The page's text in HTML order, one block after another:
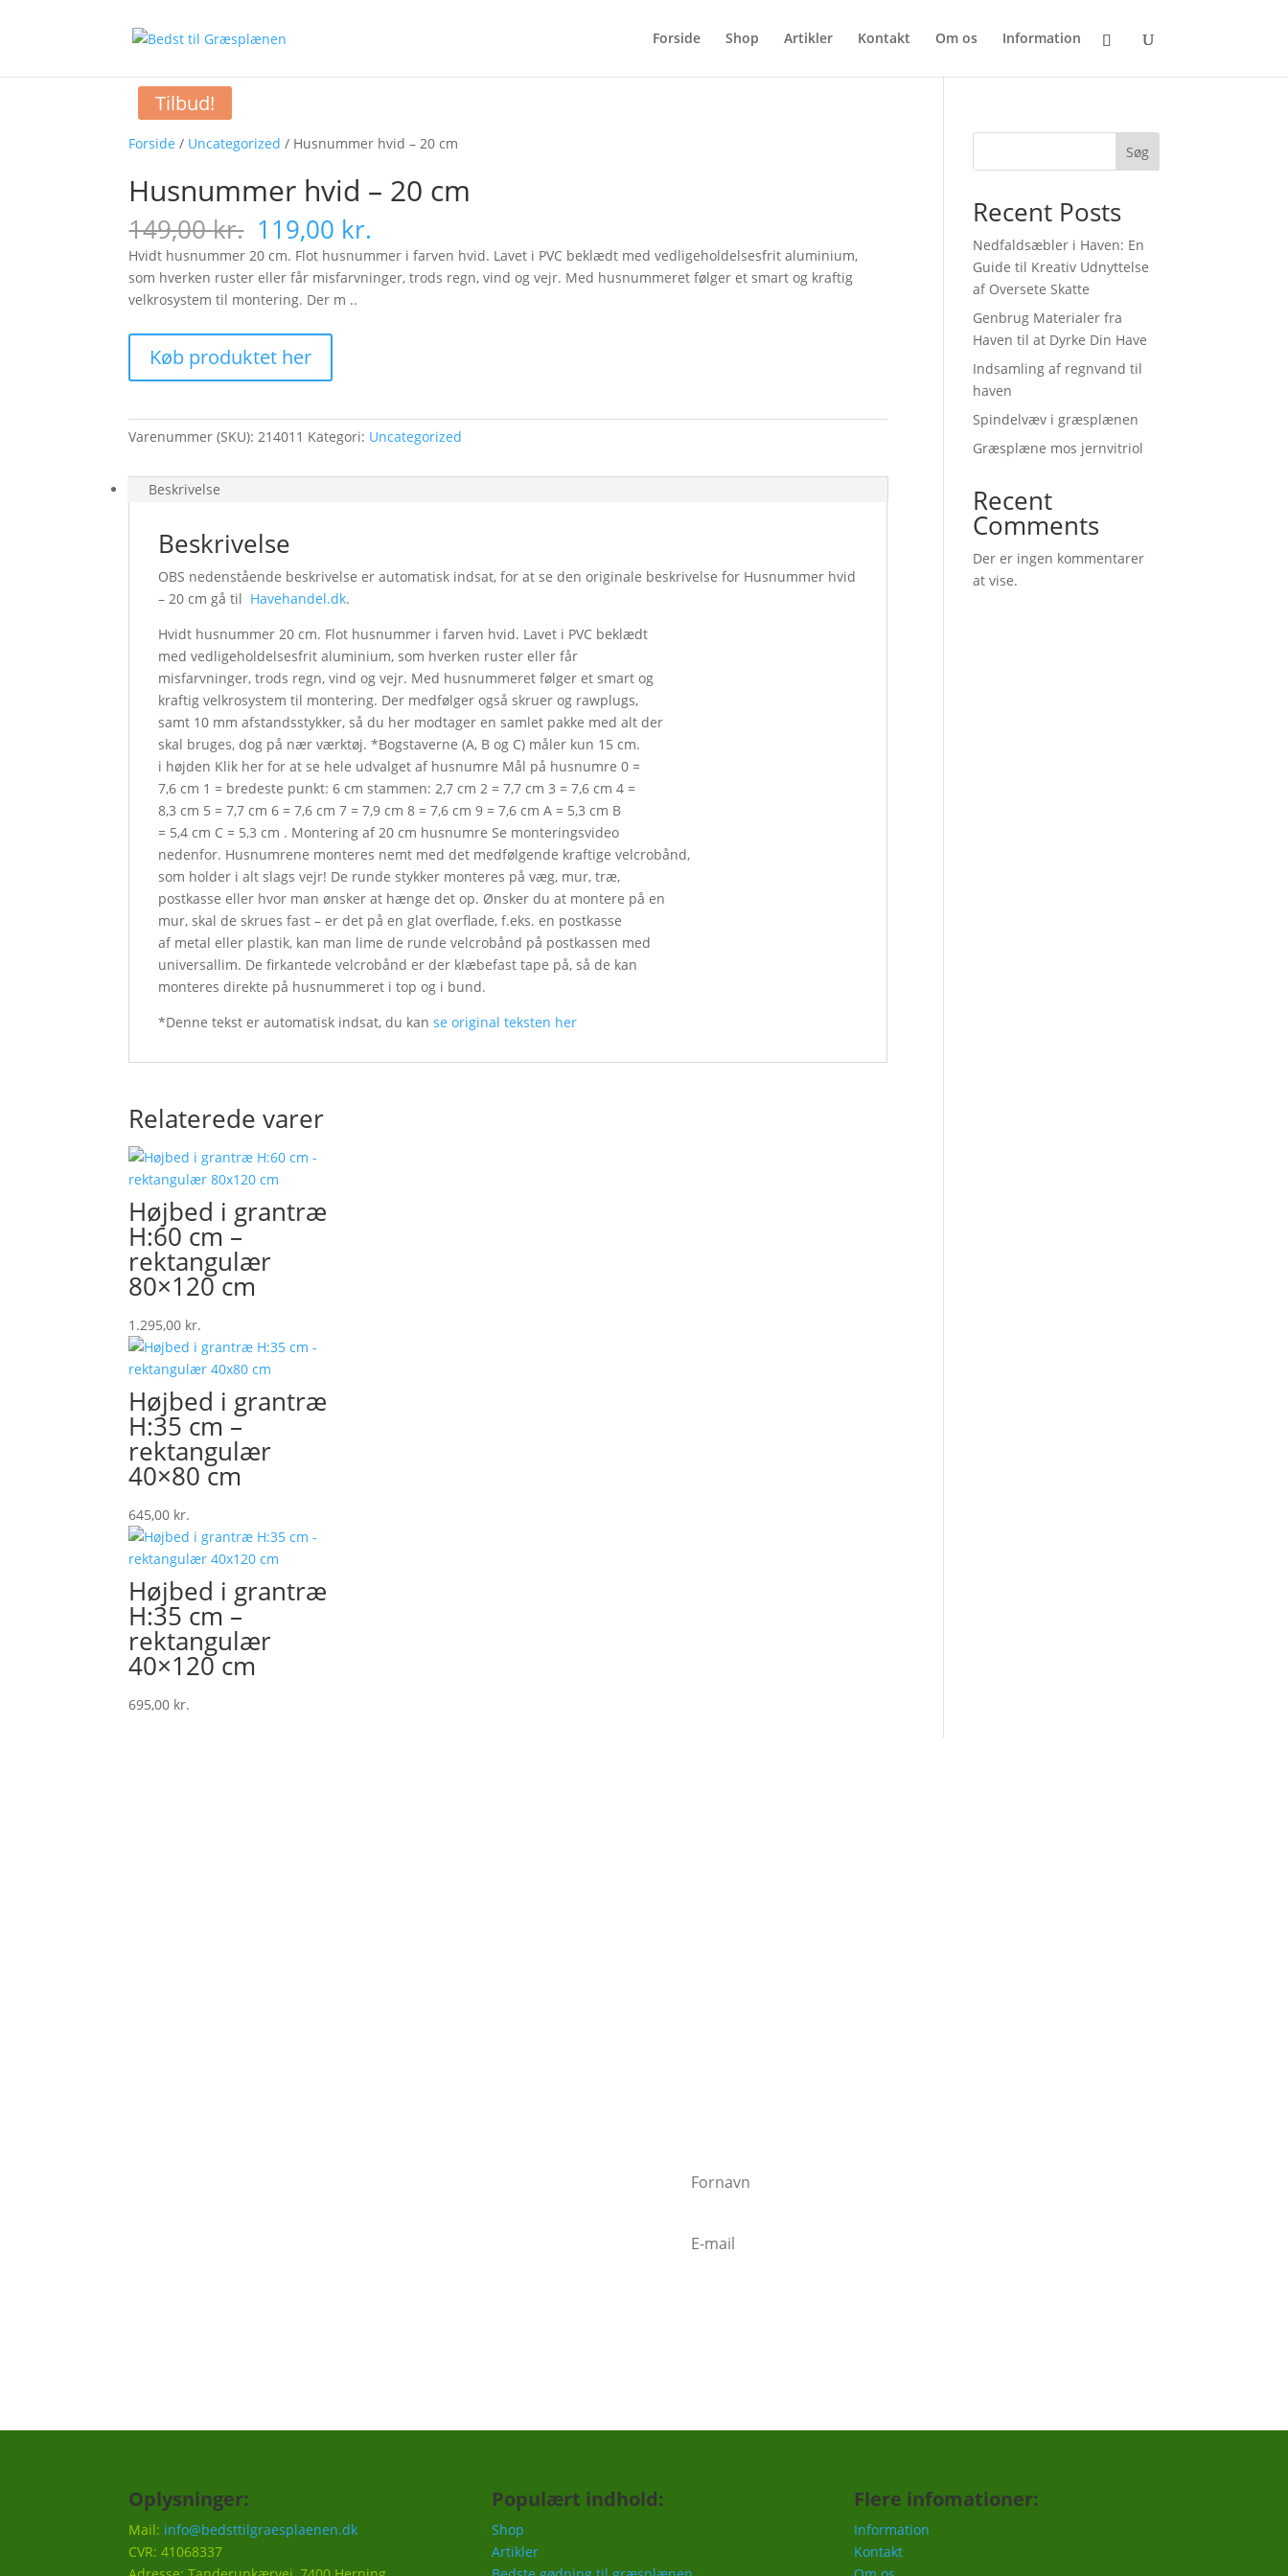
Forside Shop Artikler Kontakt Om os Information
Forside / Uncategorized / Husnummer hvid – 20 cm
Tilbud!
Husnummer hvid – 20 cm
149,00kr. Original
price
was:
149,00 kr..
119,00 kr.
price
is:
119,00 kr..
Hvidt husnummer 20 cm. Flot husnummer i farven hvid. Lavet i PVC beklædt med vedligeholdelsesfrit aluminium,
som hverken ruster eller får misfarvninger, trods regn, vind og vejr. Med husnummeret følger et smart og kraftig
velkrosystem til montering. Der m ..
Køb produktet her
Varenummer (SKU):214011 Kategori: Uncategorized
Beskrivelse
Beskrivelse
OBS nedenstående beskrivelse er automatisk indsat, for at se den originale beskrivelse for Husnummer hvid
– 20 cm gå til Havehandel.dk.
Hvidt husnummer 20 cm. Flot husnummer i farven hvid. Lavet i PVC beklædt
med vedligeholdelsesfrit aluminium, som hverken ruster eller får
misfarvninger, trods regn, vind og vejr. Med husnummeret følger et smart og
kraftig velkrosystem til montering. Der medfølger også skruer og rawplugs,
samt 10 mm afstandsstykker, så du her modtager en samlet pakke med alt der
skal bruges, dog på nær værktøj. *Bogstaverne (A, B og C) måler kun 15 cm.
i højden Klik her for at se hele udvalget af husnumre Mål på husnumre 0 =
7,6 cm 1 = bredeste punkt: 6 cm stammen: 2,7 cm 2 = 7,7 cm 3 = 7,6 cm 4 =
8,3 cm 5 = 7,7 cm 6 = 7,6 cm 7 = 7,9 cm 8 = 7,6 cm 9 = 7,6 cm A = 5,3 cm B
= 5,4 cm C = 5,3 cm . Montering af 20 cm husnumre Se monteringsvideo
nedenfor. Husnumrene monteres nemt med det medfølgende kraftige velcrobånd,
som holder i alt slags vejr! De runde stykker monteres på væg, mur, træ,
postkasse eller hvor man ønsker at hænge det op. Ønsker du at montere på en
mur, skal de skrues fast – er det på en glat overflade, f.eks. en postkasse
af metal eller plastik, kan man lime de runde velcrobånd på postkassen med
universallim. De firkantede velcrobånd er der klæbefast tape på, så de kan
monteres direkte på husnummeret i top og i bund.
*Denne tekst er automatisk indsat, du kanse original teksten her
Relaterede varer
Højbed i grantræ
H:60 cm –
rektangulær
80×120 cm
1.295,00 kr.
Højbed i grantræ
H:35 cm –
rektangulær
40×80 cm
645,00 kr.
Højbed i grantræ
H:35 cm –
rektangulær
40×120 cm
695,00 kr.
Søg
Recent Posts
Nedfaldsæbler i Haven: En
Guide til Kreativ Udnyttelse
af Oversete Skatte
Genbrug Materialer fra
Haven til at Dyrke Din Have
Indsamling af regnvand til
haven
Spindelvæv i græsplænen
Græsplæne mos jernvitriol
Recent
Comments
Der er ingen kommentarer
at vise.
Oplysninger:
Mail: info@bedsttilgraesplaenen.dk
CVR: 41068337
Populært indhold:
Shop
Artikler
Flere infomationer:
Information
Kontakt